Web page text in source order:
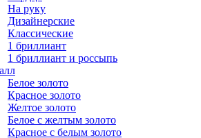
На руку
Дизайнерские
Классические
1 бриллиант
1 бриллиант и россыпь
Белое золото
Красное золото
Желтое золото
Белое с желтым золото
Красное с белым золото